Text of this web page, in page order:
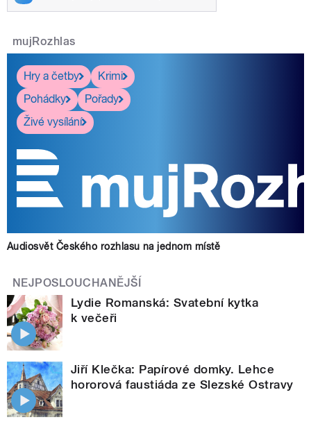
mujRozhlas
Hry a četby
Krimi
Pohádky
Pořady
Živé vysílání
Audiosvět Českého rozhlasu na jednom místě
NEJPOSLOUCHANĚJŠÍ
Lydie Romanská: Svatební kytka
k večeři
Jiří Klečka: Papírové domky. Lehce
hororová faustiáda ze Slezské Ostravy